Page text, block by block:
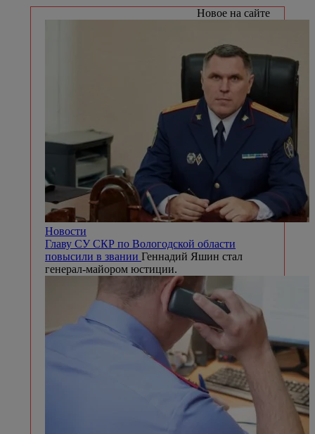
Новое на сайте
Новости
Главу СУ СКР по Вологодской области
повысили в звании Геннадий Яшин стал
генерал-майором юстиции.